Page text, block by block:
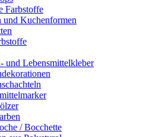
Farbstoffe
und Kuchenformen
und Lebensmittelkleber
/ Bocchette